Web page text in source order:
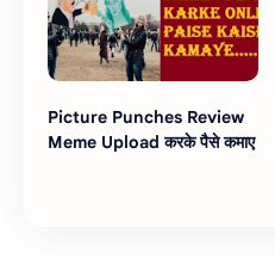
Picture Punches Review
Meme Upload करके पैसे कमाए